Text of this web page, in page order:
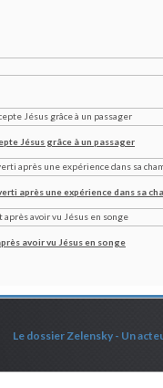
Jésus grâce à un passager
après une expérience dans sa
avoir vu Jésus en songe